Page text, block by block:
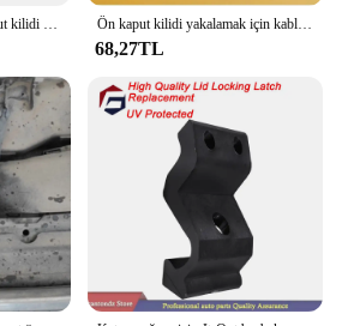
Ön kaput kilidi yakalamak için kablo klip Ford için odak c-max için 2004-2011 4549268 3M5A 16A948AB araç parçası değiştirin
68,27TL